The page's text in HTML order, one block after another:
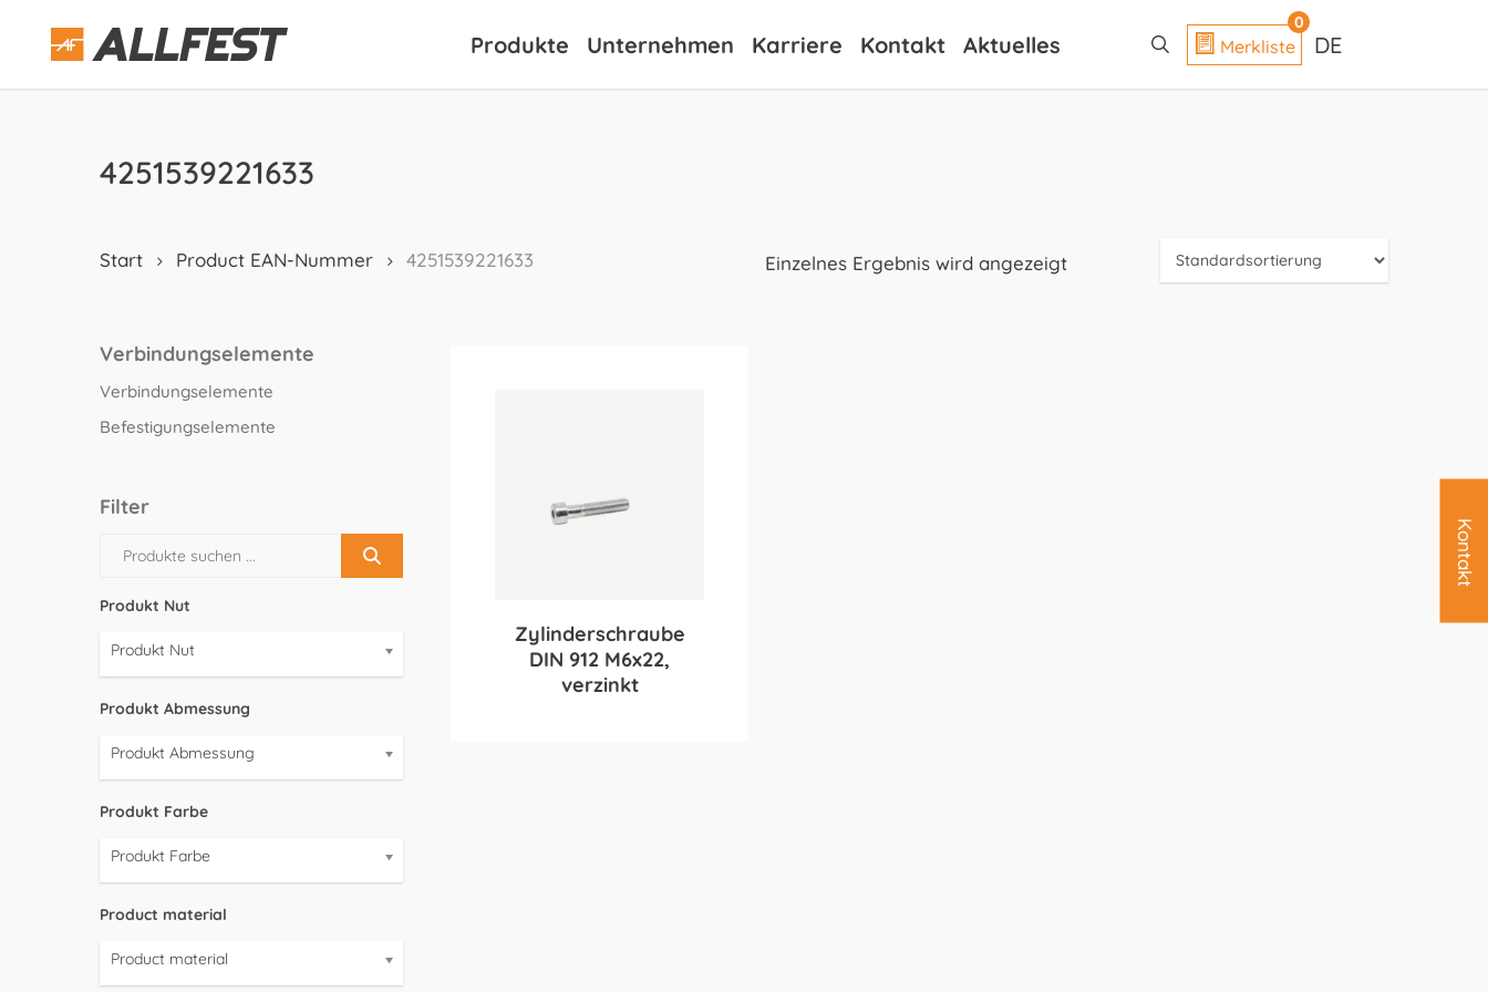
content
Produkte Unternehmen Karriere Kontakt Aktuelles
0
Merkliste DE
4251539221633
Einzelnes Ergebnis wird angezeigt
Start Product EAN-Nummer 4251539221633
Verbindungselemente
Verbindungselemente
Befestigungselemente
Filter
Produkt Nut
Produkt Nut
Produkt Abmessung
Produkt Abmessung
Produkt Farbe
Produkt Farbe
Product material
Product material
Zylinderschraube
DIN 912 M6x22,
verzinkt
Kontakt